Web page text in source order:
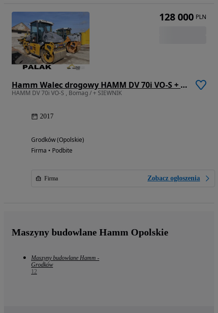
Hamm Walec drogowy HAMM DV 70i VO-S + SIEWNIK , 2017 rok
HAMM DV 70i VO-S , Bomag / + SIEWNIK
2017
Grodków (Opolskie)
Firma • Podbite
Firma Zobacz ogłoszenia
128 000 PLN
Maszyny budowlane Hamm Opolskie
Maszyny budowlane Hamm -
Grodków
12